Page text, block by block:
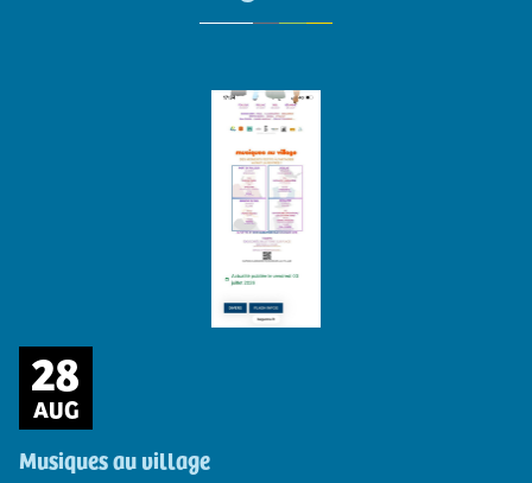
28
AUG
Musiques au village